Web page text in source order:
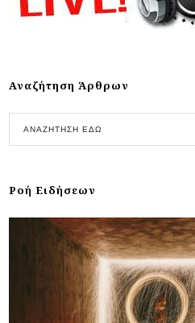
Αναζήτηση Άρθρων
Ροή Ειδήσεων